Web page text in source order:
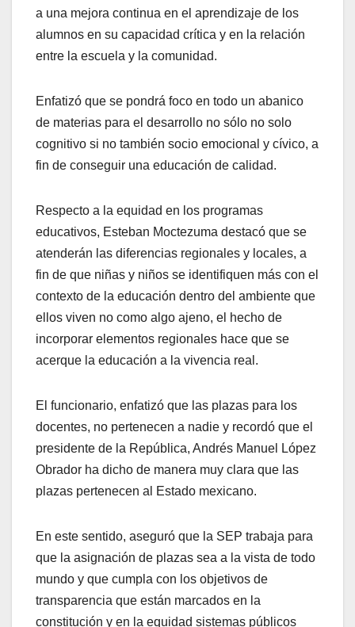
a una mejora continua en el aprendizaje de los
alumnos en su capacidad crítica y en la relación
entre la escuela y la comunidad.
Enfatizó que se pondrá foco en todo un abanico
de materias para el desarrollo no sólo no solo
cognitivo si no también socio emocional y cívico, a
fin de conseguir una educación de calidad.
Respecto a la equidad en los programas
educativos, Esteban Moctezuma destacó que se
atenderán las diferencias regionales y locales, a
fin de que niñas y niños se identifiquen más con el
contexto de la educación dentro del ambiente que
ellos viven no como algo ajeno, el hecho de
incorporar elementos regionales hace que se
acerque la educación a la vivencia real.
El funcionario, enfatizó que las plazas para los
docentes, no pertenecen a nadie y recordó que el
presidente de la República, Andrés Manuel López
Obrador ha dicho de manera muy clara que las
plazas pertenecen al Estado mexicano.
En este sentido, aseguró que la SEP trabaja para
que la asignación de plazas sea a la vista de todo
mundo y que cumpla con los objetivos de
transparencia que están marcados en la
constitución y en la equidad sistemas públicos